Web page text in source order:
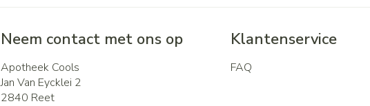
Neem contact met ons op
Apotheek Cools
Jan Van Eycklei 2
2840 Reet
Klantenservice
FAQ